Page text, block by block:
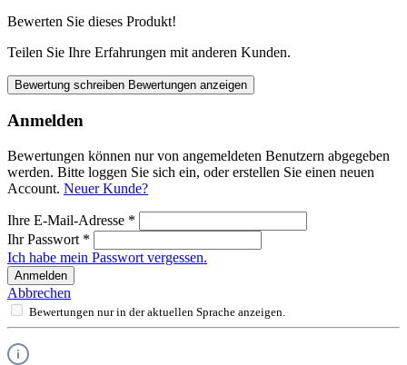
Bewerten Sie dieses Produkt!
Teilen Sie Ihre Erfahrungen mit anderen Kunden.
Bewertung schreiben Bewertungen anzeigen
Anmelden
Bewertungen können nur von angemeldeten Benutzern abgegeben
werden. Bitte loggen Sie sich ein, oder erstellen Sie einen neuen
Account. Neuer Kunde?
Ihre E-Mail-Adresse *
Ihr Passwort *
Ich habe mein Passwort vergessen.
Anmelden
Abbrechen
Bewertungen nur in der aktuellen Sprache anzeigen.